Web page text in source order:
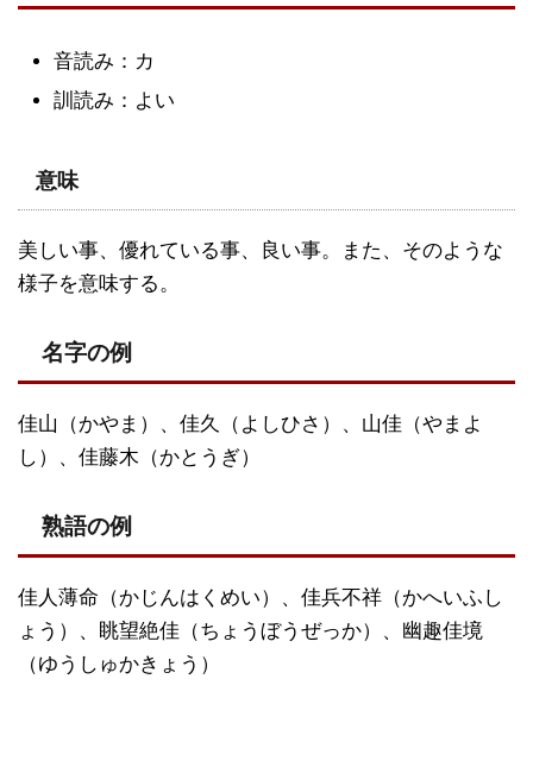
音読み：カ
訓読み：よい
意味
美しい事、優れている事、良い事。また、そのような
様子を意味する。
名字の例
佳山（かやま）、佳久（よしひさ）、山佳（やまよ
し）、佳藤木（かとうぎ）
熟語の例
佳人薄命（かじんはくめい）、佳兵不祥（かへいふし
ょう）、眺望絶佳（ちょうぼうぜっか）、幽趣佳境
（ゆうしゅかきょう）